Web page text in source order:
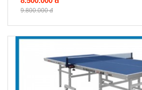
9.800.000 đ